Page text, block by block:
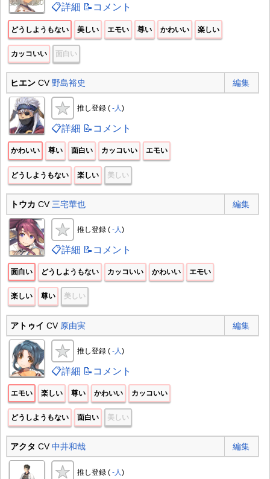
📋詳細 📝コメント
どうしようもない 美しい エモい 尊い かわいい 楽しい
カッコいい 面白い
ヒエンCV 野島裕史 編集
推し登録 ( -人)
📋詳細 📝コメント
かわいい 尊い 面白い カッコいい エモい
どうしようもない 楽しい 美しい
トウカ CV 三宅華也 編集
推し登録 ( -人)
📋詳細 📝コメント
面白い どうしようもない カッコいい かわいい エモい
楽しい 尊い 美しい
アトゥイ CV 原由実 編集
推し登録 ( -人)
📋詳細 📝コメント
エモい 楽しい 尊い かわいい カッコいい
どうしようもない 面白い 美しい
アクタ CV中井和哉 編集
推し登録 ( -人 )